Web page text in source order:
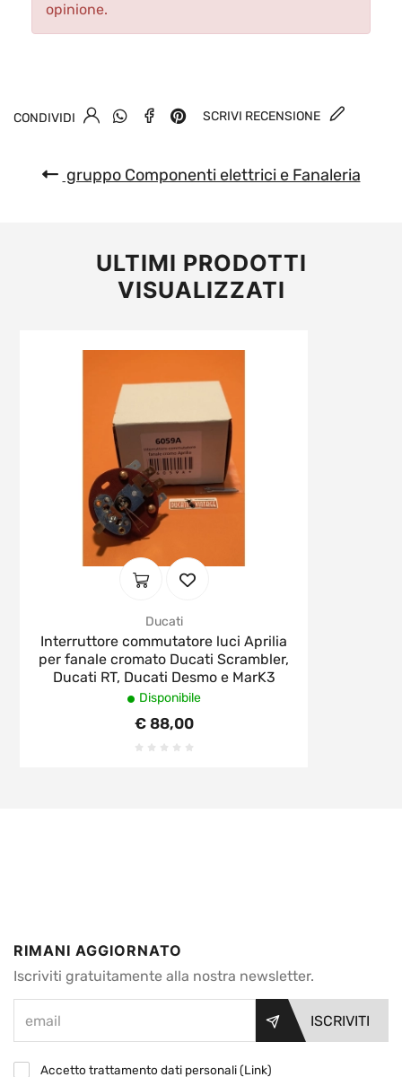
opinione.
CONDIVIDI SCRIVI RECENSIONE
gruppo Componenti elettrici e Fanaleria
ULTIMI PRODOTTI
VISUALIZZATI
Ducati
Interruttore commutatore luci Aprilia
per fanale cromato Ducati Scrambler,
Ducati RT, Ducati Desmo e MarK3
Disponibile
€ 88,00
RIMANI AGGIORNATO
Iscriviti gratuitamente alla nostra newsletter.
ISCRIVITI
Accetto trattamento dati personali (Link)